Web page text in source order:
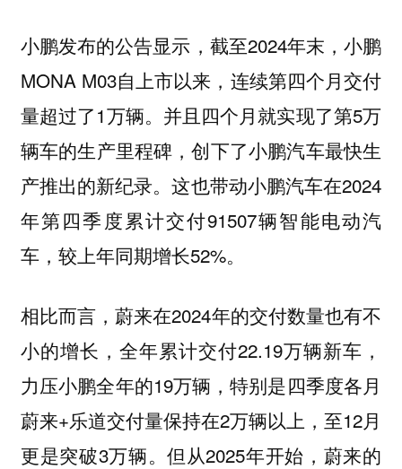
小鹏发布的公告显示，截至2024年末，小鹏
MONA M03自上市以来，连续第四个月交付
量超过了1万辆。并且四个月就实现了第5万
辆车的生产里程碑，创下了小鹏汽车最快生
产推出的新纪录。这也带动小鹏汽车在2024
年第四季度累计交付91507辆智能电动汽
车，较上年同期增长52%。
相比而言，蔚来在2024年的交付数量也有不
小的增长，全年累计交付22.19万辆新车，
力压小鹏全年的19万辆，特别是四季度各月
蔚来+乐道交付量保持在2万辆以上，至12月
更是突破3万辆。但从2025年开始，蔚来的